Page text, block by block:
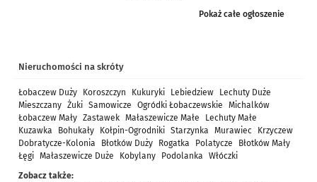
Pokaż całe ogłoszenie
Nieruchomości na skróty
Łobaczew Duży Koroszczyn Kukuryki Lebiedziew
Lechuty Duże
Mieszczany Żuki Samowicze Ogródki Łobaczewskie
Michalków
Łobaczew Mały Zastawek Małaszewicze Małe
Lechuty Małe
Kuzawka
Bohukały Kołpin-Ogrodniki Starzynka Murawiec
Krzyczew
Dobratycze-Kolonia
Błotków Duży Rogatka Polatycze
Błotków Mały
Łęgi Małaszewicze Duże Kobylany Podolanka
Włóczki
Zobacz także: